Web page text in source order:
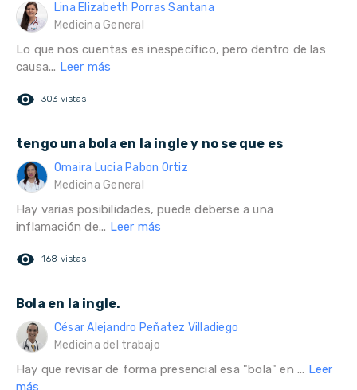
Lina Elizabeth Porras Santana
Medicina General
Lo que nos cuentas es inespecífico, pero dentro de las
causa... Leer más
remove_red_eye 303 vistas
tengo una bola en la ingle y no se que es
Omaira Lucia Pabon Ortiz
Medicina General
Hay varias posibilidades, puede deberse a una
inflamación de... Leer más
remove_red_eye 168 vistas
Bola en la ingle.
César Alejandro Peñatez Villadiego
Medicina del trabajo
Hay que revisar de forma presencial esa "bola" en ... Leer
más